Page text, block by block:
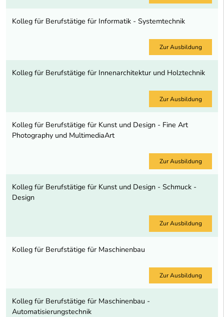
Kolleg für Berufstätige für Informatik - Systemtechnik
Zur Ausbildung
Kolleg für Berufstätige für Innenarchitektur und Holztechnik
Zur Ausbildung
Kolleg für Berufstätige für Kunst und Design - Fine Art
Photography und MultimediaArt
Zur Ausbildung
Kolleg für Berufstätige für Kunst und Design - Schmuck -
Design
Zur Ausbildung
Kolleg für Berufstätige für Maschinenbau
Zur Ausbildung
Kolleg für Berufstätige für Maschinenbau -
Automatisierungstechnik